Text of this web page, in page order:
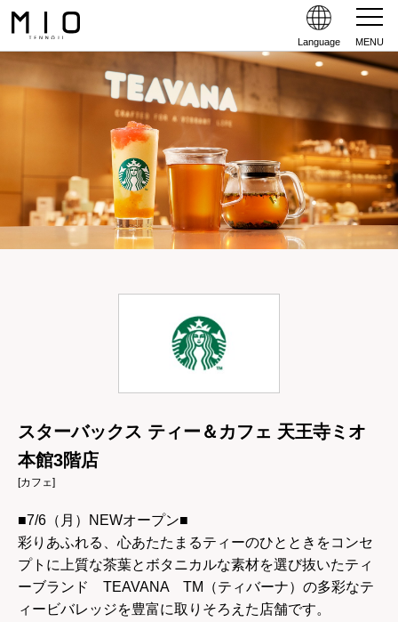
Language MENU
スターバックス ティー＆カフェ 天王寺ミオ
本館3階店
[カフェ]
■7/6（月）NEWオープン■
彩りあふれる、心あたたまるティーのひとときをコンセ
プトに上質な茶葉とボタニカルな素材を選び抜いたティ
ーブランド TEAVANA TM（ティバーナ）の多彩なテ
ィービバレッジを豊富に取りそろえた店舗です。